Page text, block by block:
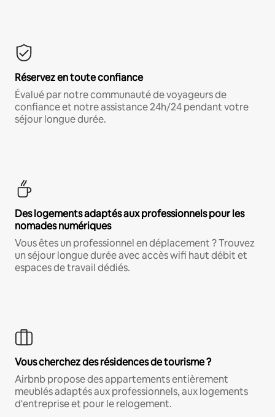
Réservez en toute confiance
Évalué par notre communauté de voyageurs de
confiance et notre assistance 24h/24 pendant votre
séjour longue durée.
Des logements adaptés aux professionnels pour les
nomades numériques
Vous êtes un professionnel en déplacement ? Trouvez
un séjour longue durée avec accès wifi haut débit et
espaces de travail dédiés.
Vous cherchez des résidences de tourisme ?
Airbnb propose des appartements entièrement
meublés adaptés aux professionnels, aux logements
d'entreprise et pour le relogement.